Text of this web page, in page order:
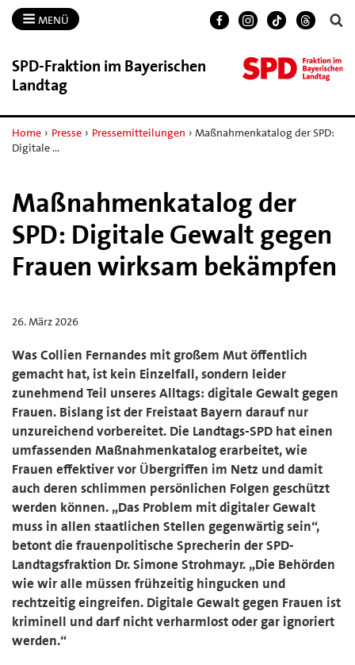
MENÜ
SPD-​Fraktion im Bayerischen
Landtag
Home › Presse › Pressemitteilungen › Maßnahmenkatalog der SPD:
Digitale …
Maßnahmenkatalog der
SPD: Digitale Gewalt gegen
Frauen wirksam bekämpfen
26. März 2026
Was Collien Fernandes mit großem Mut öffentlich
gemacht hat, ist kein Einzelfall, sondern leider
zunehmend Teil unseres Alltags: digitale Gewalt gegen
Frauen. Bislang ist der Freistaat Bayern darauf nur
unzureichend vorbereitet. Die Landtags-SPD hat einen
umfassenden Maßnahmenkatalog erarbeitet, wie
Frauen effektiver vor Übergriffen im Netz und damit
auch deren schlimmen persönlichen Folgen geschützt
werden können. „Das Problem mit digitaler Gewalt
muss in allen staatlichen Stellen gegenwärtig sein“,
betont die frauenpolitische Sprecherin der SPD-
Landtagsfraktion Dr. Simone Strohmayr. „Die Behörden
wie wir alle müssen frühzeitig hingucken und
rechtzeitig eingreifen. Digitale Gewalt gegen Frauen ist
kriminell und darf nicht verharmlost oder gar ignoriert
werden.“